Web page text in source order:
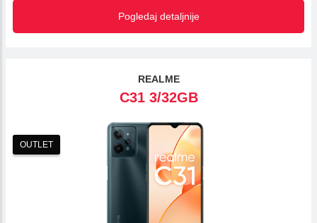
Pogledaj detaljnije
REALME
C31 3/32GB
OUTLET